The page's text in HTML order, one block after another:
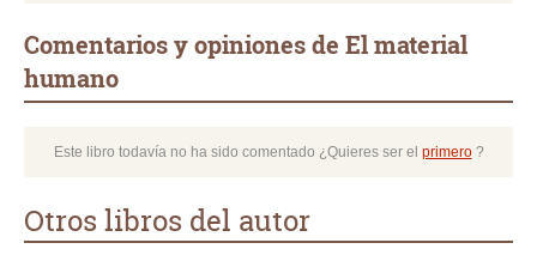
Comentarios y opiniones de El material
humano
Este libro todavía no ha sido comentado ¿Quieres ser el primero?
Otros libros del autor